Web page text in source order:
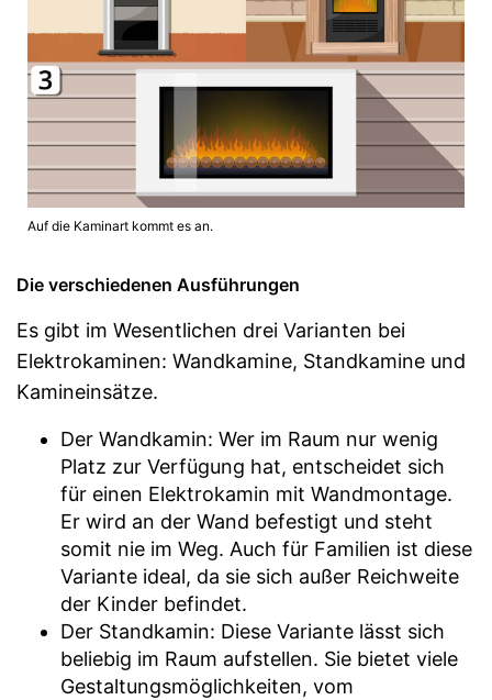
Auf die Kaminart kommt es an.
Die verschiedenen Ausführungen
Es gibt im Wesentlichen drei Varianten bei
Elektrokaminen: Wandkamine, Standkamine und
Kamineinsätze.
Der Wandkamin: Wer im Raum nur wenig
Platz zur Verfügung hat, entscheidet sich
für einen Elektrokamin mit Wandmontage.
Er wird an der Wand befestigt und steht
somit nie im Weg. Auch für Familien ist diese
Variante ideal, da sie sich außer Reichweite
der Kinder befindet.
Der Standkamin: Diese Variante lässt sich
beliebig im Raum aufstellen. Sie bietet viele
Gestaltungsmöglichkeiten, vom